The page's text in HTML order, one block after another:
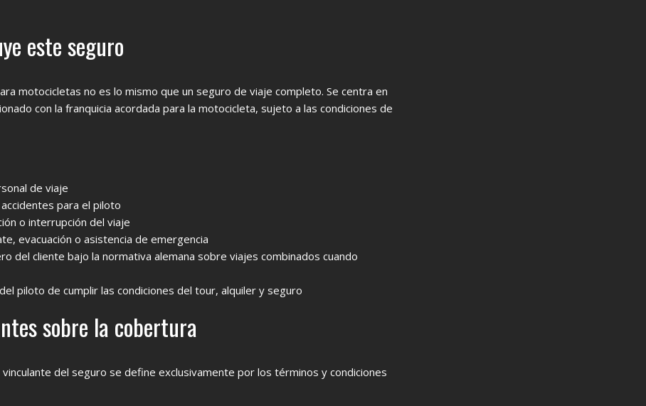
este seguro
motocicletas no es lo mismo que un seguro de viaje completo. Se centra en
con la franquicia acordada para la motocicleta, sujeto a las condiciones de
de viaje
para el piloto
o interrupción del viaje
evacuación o asistencia de emergencia
del cliente bajo la normativa alemana sobre viajes combinados cuando
piloto de cumplir las condiciones del tour, alquiler y seguro
sobre la cobertura
del seguro se define exclusivamente por los términos y condiciones